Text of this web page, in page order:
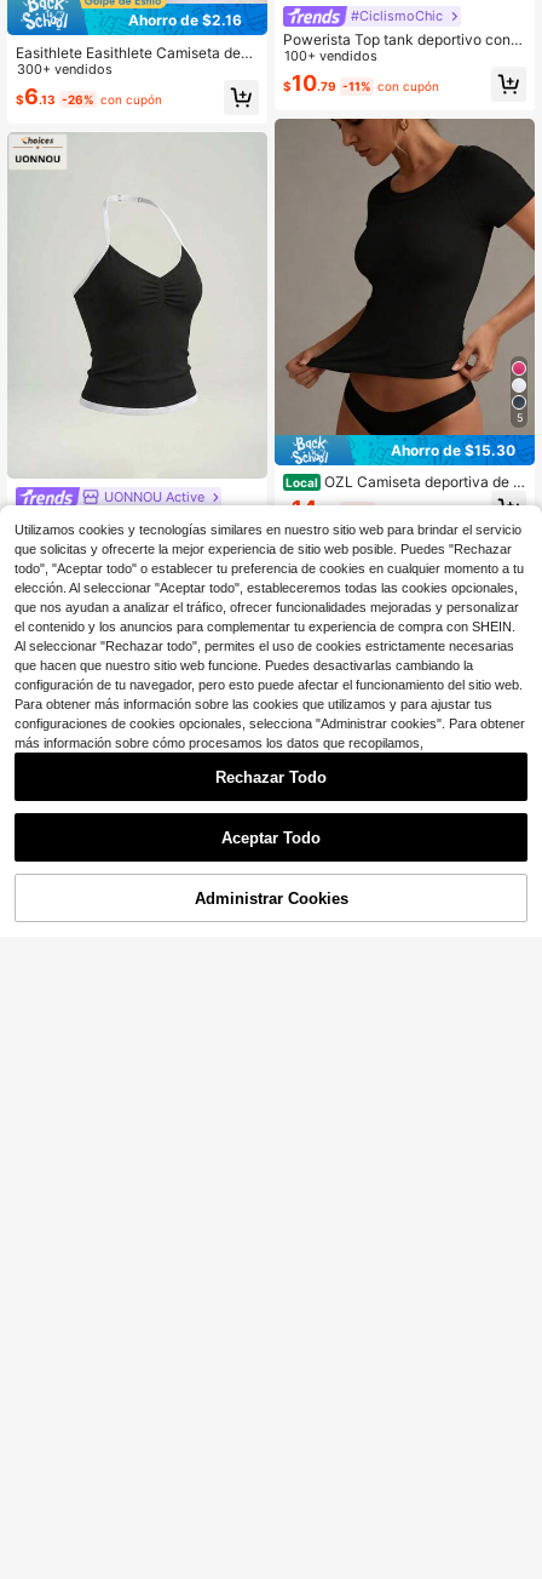
Ahorro de $2.16
Easithlete Easithlete Camiseta depo
rtiva de manga corta ajustada de un
icolor minimalista, sin costuras
300+ vendidos
$6.13 -26% con cupón
UONNOU Active
UONNOU 1 pieza Camisola de
tirantes finos para mujer para todas
las estaciones, moldeadora, tirantes
ajustables, copas desmontables par
a deportes
$8.43 -74%
#CiclismoChic
Powerista Top tank deportivo con e
stampado de camuflaje
100+ vendidos
$10.79 -11% con cupón
5
Ahorro de $15.30
Local OZL Camiseta deportiva de c
uello redondo sin costuras para muj
r suave, transpirable, de secado ráp
ido y muy elástica. Adecuada para
yoga, fitness, running y otros deport
es.
14
¡20% DE DESCUENTO!
Utilizamos cookies y tecnologías similares en nuestro sitio web para brindar el servicio
que solicitas y ofrecerte la mejor experiencia de sitio web posible. Puedes "Rechazar
todo", "Aceptar todo" o establecer tu preferencia de cookies en cualquier momento a tu
elección. Al seleccionar "Aceptar todo", estableceremos todas las cookies opcionales,
que nos ayudan a analizar el tráfico, ofrecer funcionalidades mejoradas y personalizar
el contenido y los anuncios para complementar tu experiencia de compra con SHEIN.
Al seleccionar "Rechazar todo", permites el uso de cookies estrictamente necesarias
que hacen que nuestro sitio web funcione. Puedes desactivarlas cambiando la
configuración de tu navegador, pero esto puede afectar el funcionamiento del sitio web.
Para obtener más información sobre las cookies que utilizamos y para ajustar tus
configuraciones de cookies opcionales, selecciona "Administrar cookies". Para obtener
más información sobre cómo procesamos los datos que recopilamos,
Rechazar Todo
Aceptar Todo
Administrar Cookies